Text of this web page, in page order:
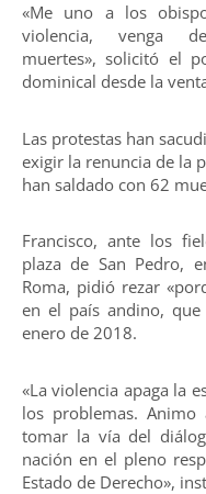
«Me uno a los
violencia, venga
muertes», solicitó el
dominical desde la
Las protestas han
exigir la renuncia de la
han saldado con 62
Francisco, ante los
plaza de San Pedro,
Roma, pidió rezar
en el país andino,
enero de 2018.
«La violencia apaga la
los problemas.
tomar la vía del
nación en el pleno
Estado de Derecho»,